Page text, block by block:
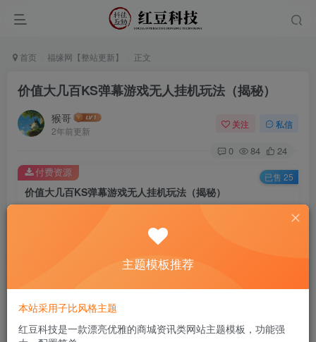
首页 福缘网【整站更新】 正文
价值大几百KS弹幕游戏无人挂机玩法（揭秘）
猴哥
2年前更新
关注 私信
0 84 24
价值大几百KS弹幕游戏无人挂机玩法（揭秘）
此内容为付费资源，请付费后查看
9.9
免费
付费资源 已售 25
主题模板推荐
本站采用子比风格主题
红豆科技是一款漂亮优雅的商城资讯类网站主题模板，功能强